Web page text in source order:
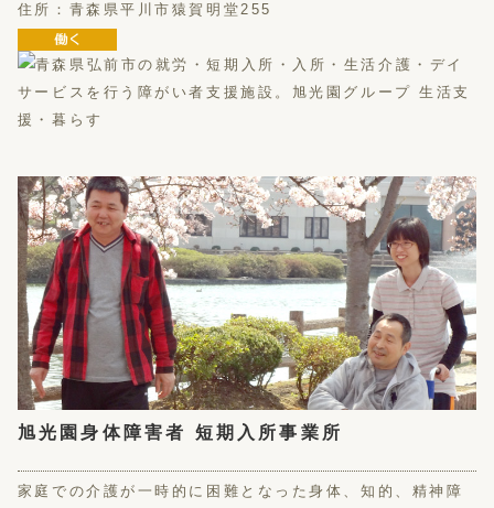
住所：青森県平川市猿賀明堂255
旭光園身体障害者 短期入所事業所
家庭での介護が一時的に困難となった身体、知的、精神障